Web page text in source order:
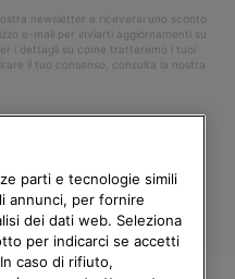
newsletter e riceverai uno sconto
e-mail per inviarti aggiornamenti su
i dettagli su come tratteremo i tuoi
il tuo consenso, consulta la nostra
parti e tecnologie simili
annunci, per fornire
dei dati web. Seleziona
per indicarci se accetti
caso di rifiuto,